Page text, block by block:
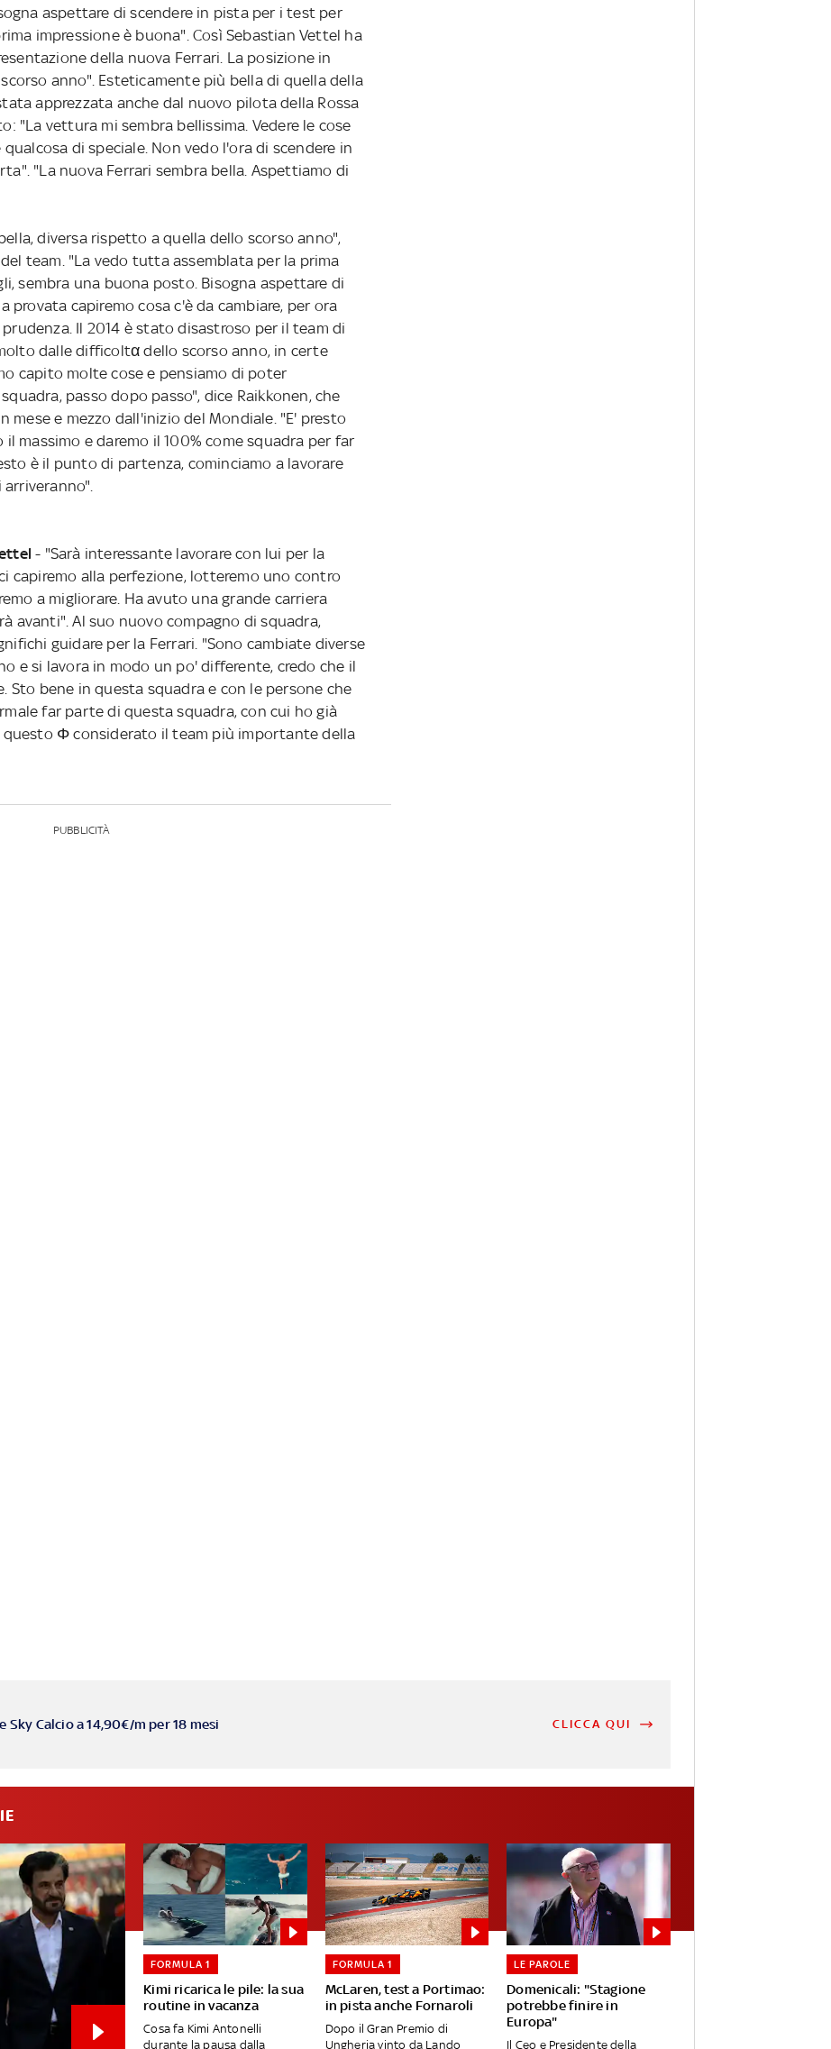
aspettare di scendere in pista per i test per
impressione è buona". Così Sebastian Vettel ha
della nuova Ferrari. La posizione in
anno". Esteticamente più bella di quella della
apprezzata anche dal nuovo pilota della Rossa
"La vettura mi sembra bellissima. Vedere le cose
di speciale. Non vedo l'ora di scendere in
"La nuova Ferrari sembra bella. Aspettiamo di
diversa rispetto a quella dello scorso anno",
team. "La vedo tutta assemblata per la prima
sembra una buona posto. Bisogna aspettare di
provata capiremo cosa c'è da cambiare, per ora
Il 2014 è stato disastroso per il team di
dalle difficoltα dello scorso anno, in certe
capito molte cose e pensiamo di poter
passo dopo passo", dice Raikkonen, che
e mezzo dall'inizio del Mondiale. "E' presto
il massimo e daremo il 100% come squadra per far
è il punto di partenza, cominciamo a lavorare
- "Sarà interessante lavorare con lui per la
capiremo alla perfezione, lotteremo uno contro
a migliorare. Ha avuto una grande carriera
avanti". Al suo nuovo compagno di squadra,
guidare per la Ferrari. "Sono cambiate diverse
e si lavora in modo un po' differente, credo che il
Sto bene in questa squadra e con le persone che
far parte di questa squadra, con cui ho già
questo Φ considerato il team più importante della
PUBBLICITÀ
Sky Calcio a 14,90€/m per 18 mesi CLICCA QUI
Kimi ricarica le pile: la sua
routine in vacanza
FORMULA 1
Cosa fa Kimi Antonelli
durante la pausa dalla
McLaren, test a Portimao:
in pista anche Fornaroli
FORMULA 1
Dopo il Gran Premio di
Ungheria vinto da Lando
Domenicali: "Stagione
potrebbe finire in
Europa"
LE PAROLE
Il Ceo e Presidente della